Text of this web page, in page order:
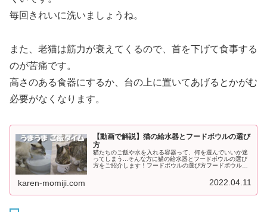
毎回きれいに洗いましょうね。
また、老猫は筋力が衰えてくるので、首を下げて食事する
のが苦痛です。
高さのある食器にするか、台の上に置いてあげるとかがむ
必要がなくなります。
【動画で解説】猫の給水器とフードボウルの選び
方
猫たちのご飯や水を入れる容器って、何を選んでいいか迷
ってしまう...そんな方に猫の給水器とフードボウルの選び
方をご紹介します！フードボウルの選び方フードボウル
karen-momiji.com 2022.04.11